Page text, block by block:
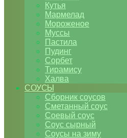
Кутья
Мармелад
Мороженое
Муссы
Пастила
Пудинг
Сорбет
Тирамису
Халва
СОУСЫ
Сборник соусов
Сметанный соус
Соевый соус
Соус сырный
Соусы на зиму